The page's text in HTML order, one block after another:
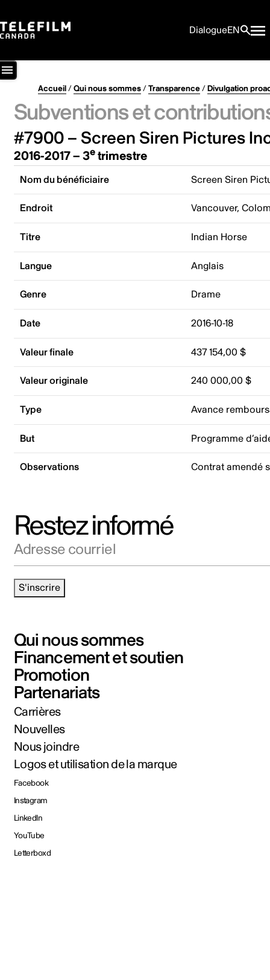
DialogueEN
Accueil/Qui nous sommes/Transparence/Divulgation
Subventions et
#7900 – Screen Siren Pictures
2016-2017 – 3etrimestre
Nom du bénéficiaire Screen Siren
Endroit Vancouver,
Titre Indian Horse
Langue Anglais
Genre Drame
Date 2016-10-18
Valeur finale 437 154,00 $
Valeur originale 240 000,00 $
Type Avance
But Programme
Observations Contrat amendé
Restez informé
S'inscrire
Qui nous sommes
Financement et soutien
Promotion
Partenariats
Carrières
Nouvelles
Nous joindre
Logos et utilisation de la marque
Facebook
Instagram
LinkedIn
YouTube
Letterboxd